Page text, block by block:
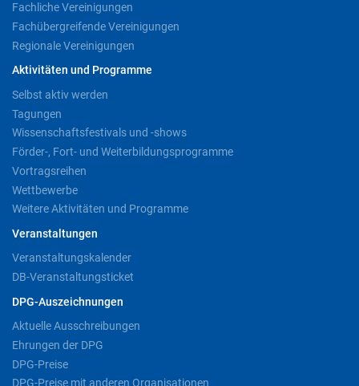
Fachliche Vereinigungen
Fachübergreifende Vereinigungen
Regionale Vereinigungen
Aktivitäten und Programme
Selbst aktiv werden
Tagungen
Wissenschaftsfestivals und -shows
Förder-, Fort- und Weiterbildungsprogramme
Vortragsreihen
Wettbewerbe
Weitere Aktivitäten und Programme
Veranstaltungen
Veranstaltungskalender
DB-Veranstaltungsticket
DPG-Auszeichnungen
Aktuelle Ausschreibungen
Ehrungen der DPG
DPG-Preise
DPG-Preise mit anderen Organisationen